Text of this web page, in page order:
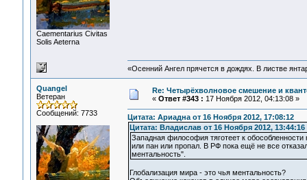
Сaementarius Civitas
Solis Aeterna
«Осенний Ангел прячется в дождях. В листве
Quangel
Ветеран
Сообщений: 7733
Re: Четырёхволновое смешение и
« Ответ #343 : 17 Ноября 2012, 04:13:08 »
Цитата: Ариадна от 16 Ноября 2012, 17:08:12
Цитата: Владислав от 16 Ноября 2012, 13:44:16
Западная философия тяготеет к
или пан или пропал. В РФ пока ещё не все
ментальность".
Глобализация мира - это чья ментальность?